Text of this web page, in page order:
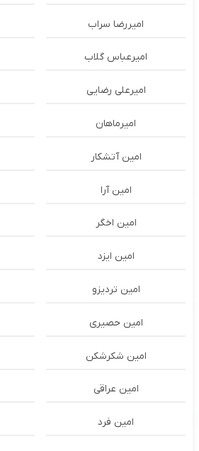
امیررضا سراب
امیرعباس گلاب
امیرعلی رضایی
امیرماهان
امین آتشکار
امین آرا
امین اخگر
امین ایزد
امین تردیزو
امین حصیری
امین شکرشکن
امین عراقی
امین فرد